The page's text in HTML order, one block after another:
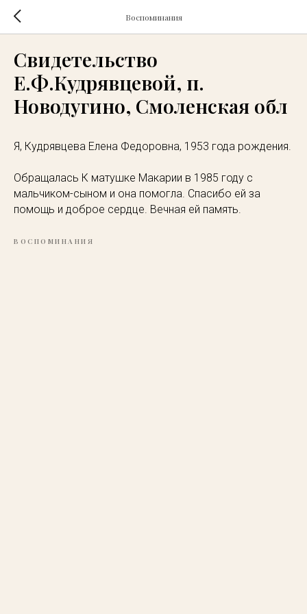
Воспоминания
Свидетельство
Е.Ф.Кудрявцевой, п.
Новодугино, Смоленская обл
Я, Кудрявцева Елена Федоровна, 1953 года рождения.
Обращалась К матушке Макарии в 1985 году с
мальчиком-сыном и она помогла. Спасибо ей за
помощь и доброе сердце. Вечная ей память.
ВОСПОМИНАНИЯ